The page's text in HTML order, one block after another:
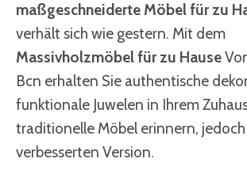
maßgeschneiderte Möbel für zu
verhält sich wie gestern. Mit dem
Massivholzmöbel für zu Hause
Bcn erhalten Sie authentische
funktionale Juwelen in Ihrem
traditionelle Möbel erinnern,
verbesserten Version.